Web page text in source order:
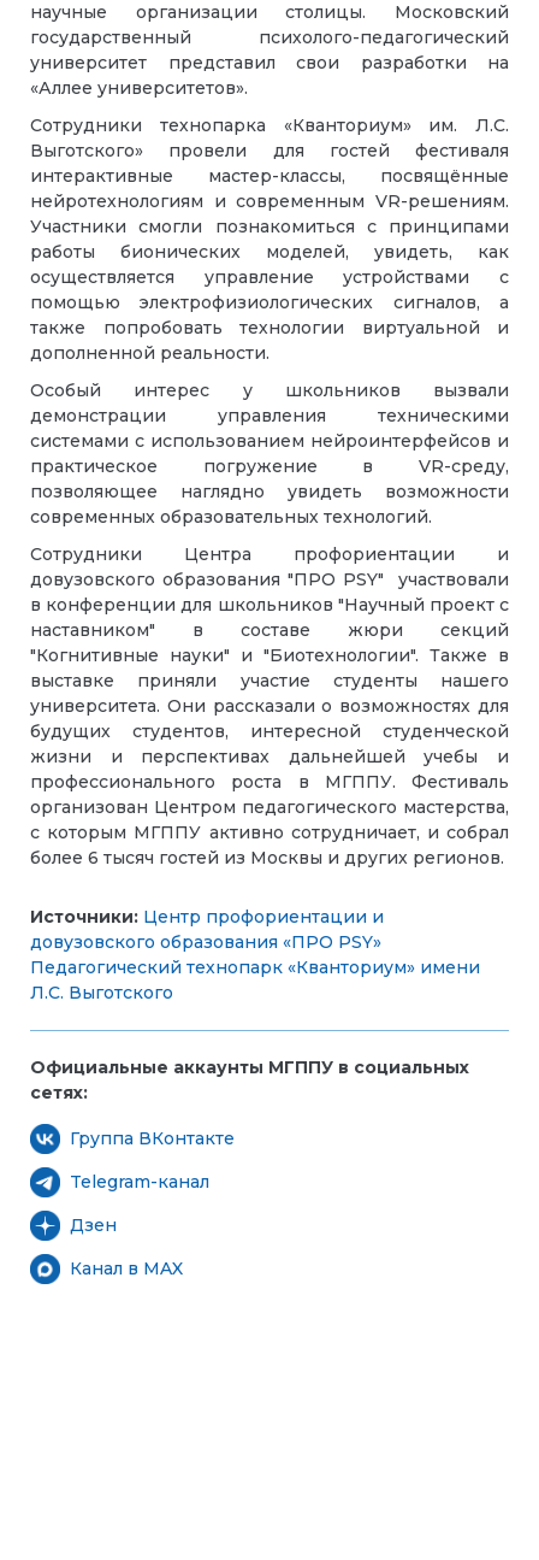
научные организации столицы. Московский
государственный психолого-педагогический
университет представил свои разработки на
«Аллее университетов».
Сотрудники технопарка «Кванториум» им. Л.С.
Выготского» провели для гостей фестиваля
интерактивные мастер-классы, посвящённые
нейротехнологиям и современным VR-решениям.
Участники смогли познакомиться с принципами
работы бионических моделей, увидеть, как
осуществляется управление устройствами с
помощью электрофизиологических сигналов, а
также попробовать технологии виртуальной и
дополненной реальности.
Особый интерес у школьников вызвали
демонстрации управления техническими
системами с использованием нейроинтерфейсов и
практическое погружение в VR-среду,
позволяющее наглядно увидеть возможности
современных образовательных технологий.
Сотрудники Центра профориентации и
довузовского образования "ПРО PSY" участвовали
в конференции для школьников "Научный проект с
наставником" в составе жюри секций
"Когнитивные науки" и "Биотехнологии". Также в
выставке приняли участие студенты нашего
университета. Они рассказали о возможностях для
будущих студентов, интересной студенческой
жизни и перспективах дальнейшей учебы и
профессионального роста в МГППУ. Фестиваль
организован Центром педагогического мастерства,
с которым МГППУ активно сотрудничает, и собрал
более 6 тысяч гостей из Москвы и других регионов.
Источники: Центр профориентации и
довузовского образования «ПРО PSY»
Педагогический технопарк «Кванториум» имени
Л.С. Выготского
Официальные аккаунты МГППУ в социальных
сетях:
Группа ВКонтакте
Telegram-канал
Дзен
Канал в MAX